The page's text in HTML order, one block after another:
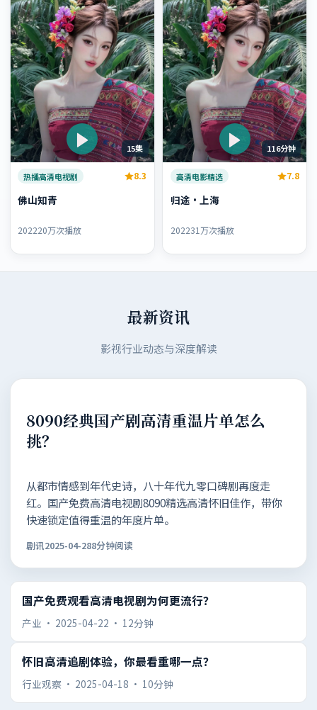
15集
热播高清电视剧 8.3
佛山知青
202220万次播放
116分钟
高清电影精选 7.8
归途·上海
202231万次播放
最新资讯
影视行业动态与深度解读
8090经典国产剧高清重温片单怎么
挑？
从都市情感到年代史诗，八十年代九零口碑剧再度走
红。国产免费高清电视剧8090精选高清怀旧佳作，带你
快速锁定值得重温的年度片单。
剧讯2025-04-288分钟阅读
国产免费观看高清电视剧为何更流行？
产业 · 2025-04-22 · 12分钟
怀旧高清追剧体验，你最看重哪一点？
行业观察 · 2025-04-18 · 10分钟